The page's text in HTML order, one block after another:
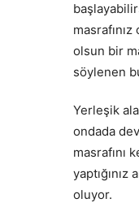
olsun bir
söylenen
Yerleşik
ondada
masrafını
yaptığınız
oluyor.